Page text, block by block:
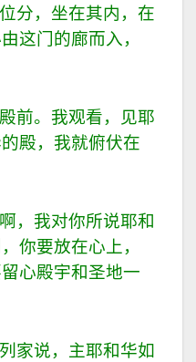
分，坐在其内，在
这门的廊而入，
前。我观看，见耶
殿，我就俯伏在
，我对你所说耶和
你要放在心上，
心殿宇和圣地一
家说，主耶和华如